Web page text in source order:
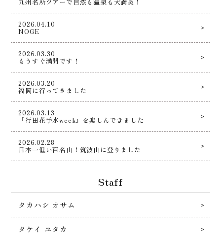
九州名所ツアーで自然も温泉も大満喫！
2026.04.10
NOGE
2026.03.30
もうすぐ満開です！
2026.03.20
福岡に行ってきました
2026.03.13
『行田花手水week』を楽しんできました
2026.02.28
日本一低い百名山！筑波山に登りました
Staff
タカハシ オサム
タケイ ユタカ